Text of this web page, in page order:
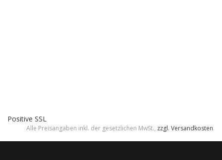
Positive SSL
Alle Preisangaben inkl. der gesetzlichen MwSt., zzgl. Versandkosten.